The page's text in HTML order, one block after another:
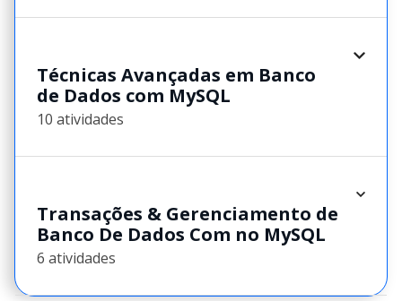
Técnicas Avançadas em Banco
de Dados com MySQL
10 atividades
Transações & Gerenciamento de
Banco De Dados Com no MySQL
6 atividades